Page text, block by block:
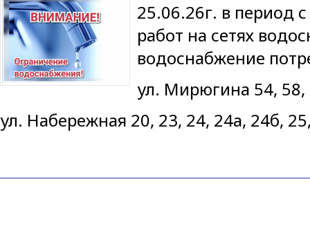
25.06.26г. в период
работ на сетях
водоснабжение
ул. Мирюгина 54, 58,
ул. Набережная 20, 23, 24, 24а, 24б,